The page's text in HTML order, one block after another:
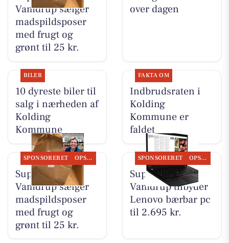
Vamdrup sælger
madspildsposer
med frugt og
grønt til 25 kr.
over dagen
BILER
10 dyreste biler til
salg i nærheden af
Kolding
Kommune
FAKTA OM
Indbrudsraten i
Kolding
Kommune er
faldet
SPONSORERET OPSLAGSTAVLEN
SuperBrugsen
Vamdrup sælger
madspildsposer
med frugt og
grønt til 25 kr.
SPONSORERET OPSLAGSTAVLEN
SuperBrugsen
Vamdrup tilbyder
Lenovo bærbar pc
til 2.695 kr.